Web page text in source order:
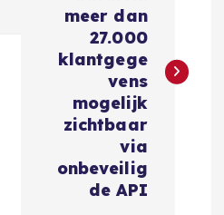
meer dan
27.000
klantgege
vens
mogelijk
zichtbaar
via
onbeveilig
de API